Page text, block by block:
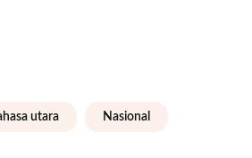
utara Nasional